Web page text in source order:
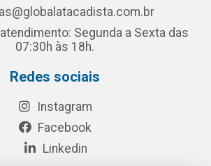
Segunda a Sexta das
07:30h às 18h.
Redes sociais
Instagram
Facebook
Linkedin